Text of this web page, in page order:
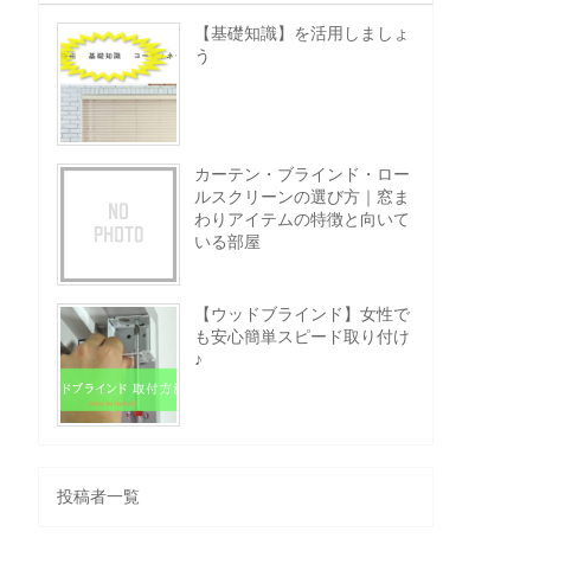
【基礎知識】を活用しましょ
う
カーテン・ブラインド・ロー
ルスクリーンの選び方｜窓ま
わりアイテムの特徴と向いて
いる部屋
【ウッドブラインド】女性で
も安心簡単スピード取り付け
♪
投稿者一覧